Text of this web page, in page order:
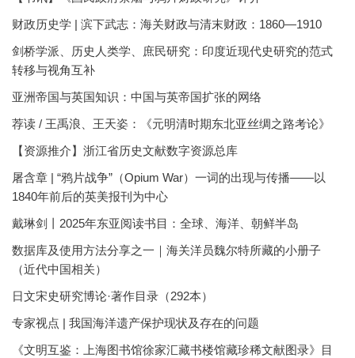
财政历史学 | 滨下武志：海关财政与清末财政：1860—1910
剑桥学派、历史人类学、庶民研究：印度近现代史研究的范式
转移与视角互补
亚洲帝国与英国知识：中国与英帝国扩张的网络
荐读 / 王禹浪、王天姿：《元明清时期东北亚丝绸之路考论》
【资源推介】浙江省历史文献数字资源总库
屠含章 | “鸦片战争”（Opium War）一词的出现与传播——以
1840年前后的英美报刊为中心
戴琳剑丨2025年东亚阅读书目：全球、海洋、朝鲜半岛
数据库及使用方法分享之一｜海关洋员魏尔特所藏的小册子
（近代中国相关）
日文宋史研究博论·著作目录（292本）
专家视点 | 我国海洋遗产保护现状及存在的问题
《文明互鉴：上海图书馆徐家汇藏书楼馆藏珍稀文献图录》目